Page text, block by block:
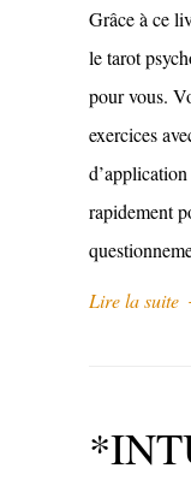
Grâce à ce
le tarot
pour vous.
exercices
rapidement
Lire la suite